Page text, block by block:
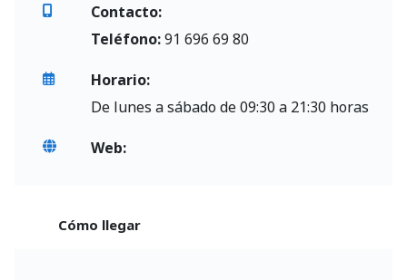
Contacto:
Teléfono:91 696 69 80
Horario:
De lunes a sábado de 09:30 a 21:30 horas
Web:
Cómo llegar